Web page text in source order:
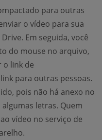
para outras
o vídeo para sua
Em seguida, você
do mouse no arquivo,
o link de
para outras pessoas.
pois não há anexo no
letras. Quem
vídeo no serviço de